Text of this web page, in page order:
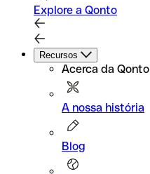
Explore a Qonto
Recursos
Acerca da Qonto
A nossa história
Blog